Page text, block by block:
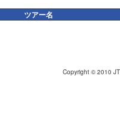
ツアー名
Copyright © 2010